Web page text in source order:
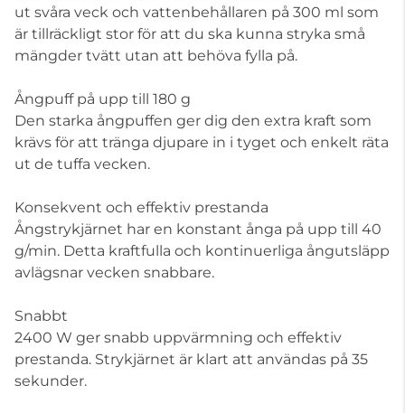
ut svåra veck och vattenbehållaren på 300 ml som
är tillräckligt stor för att du ska kunna stryka små
mängder tvätt utan att behöva fylla på.
Ångpuff på upp till 180 g
Den starka ångpuffen ger dig den extra kraft som
krävs för att tränga djupare in i tyget och enkelt räta
ut de tuffa vecken.
Konsekvent och effektiv prestanda
Ångstrykjärnet har en konstant ånga på upp till 40
g/min. Detta kraftfulla och kontinuerliga ångutsläpp
avlägsnar vecken snabbare.
Snabbt
2400 W ger snabb uppvärmning och effektiv
prestanda. Strykjärnet är klart att användas på 35
sekunder.